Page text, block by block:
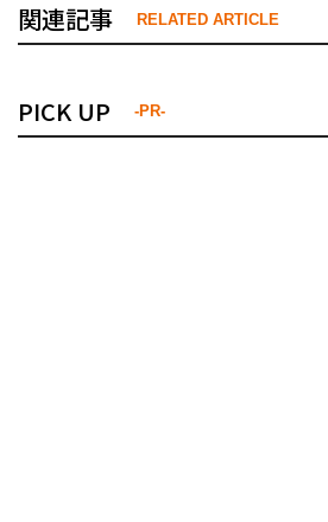
関連記事 RELATED ARTICLE
PICK UP -PR-